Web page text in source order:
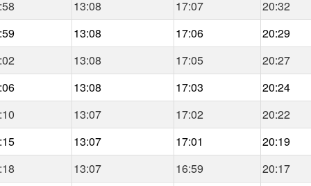
13:08 17:07
20:32
13:08 17:06
20:29
13:08 17:05
20:27
13:08 17:03
20:24
13:07 17:02
20:22
13:07 17:01
20:19
13:07 16:59
20:17